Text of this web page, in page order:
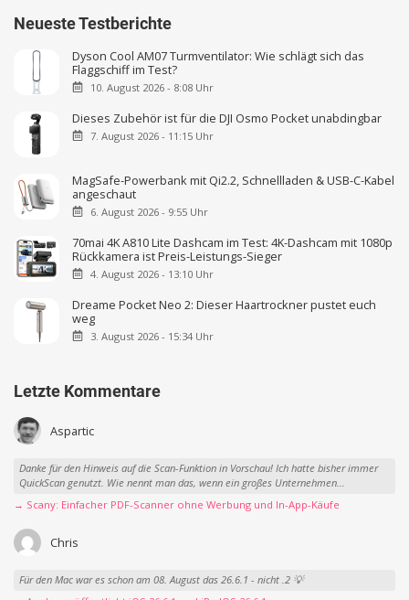
Neueste Testberichte
Dyson Cool AM07 Turmventilator: Wie schlägt sich das
Flaggschiff im Test?
10. August 2026 - 8:08 Uhr
Dieses Zubehör ist für die DJI Osmo Pocket unabdingbar
7. August 2026 - 11:15 Uhr
MagSafe-Powerbank mit Qi2.2, Schnellladen & USB-C-Kabel
angeschaut
6. August 2026 - 9:55 Uhr
70mai 4K A810 Lite Dashcam im Test: 4K-Dashcam mit 1080p
Rückkamera ist Preis-Leistungs-Sieger
4. August 2026 - 13:10 Uhr
Dreame Pocket Neo 2: Dieser Haartrockner pustet euch
weg
3. August 2026 - 15:34 Uhr
Letzte Kommentare
Aspartic
Danke für den Hinweis auf die Scan-Funktion in Vorschau! Ich hatte bisher immer
QuickScan genutzt. Wie nennt man das, wenn ein großes Unternehmen...
→ Scany: Einfacher PDF-Scanner ohne Werbung und In-App-Käufe
Chris
Für den Mac war es schon am 08. August das 26.6.1 - nicht .2 💡